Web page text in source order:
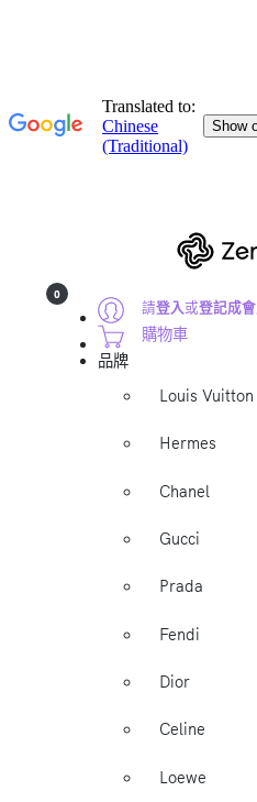
請登入或登記成
0
購物車
品牌
Louis Vuitton
Hermes
Chanel
Gucci
Prada
Fendi
Dior
Celine
Loewe